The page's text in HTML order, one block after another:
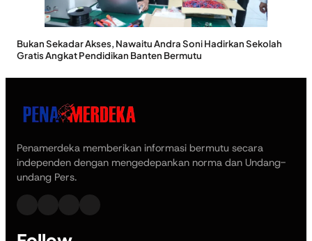
Bukan Sekadar Akses, Nawaitu Andra Soni Hadirkan Sekolah
Gratis Angkat Pendidikan Banten Bermutu
Penamerdeka memberikan informasi bermutu secara
independen dengan mengedepankan norma dan Undang-
undang Pers.